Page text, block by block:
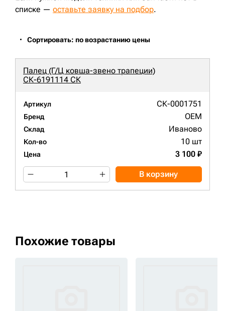
списке — оставьте заявку на подбор.
Сортировать: по возрастанию цены
Палец (Г/Ц ковша-звено трапеции)
СК-6191114 СК
Артикул СК-0001751
Бренд OEM
Склад Иваново
Кол-во 10 шт
Цена 3 100 ₽
В корзину
Похожие товары